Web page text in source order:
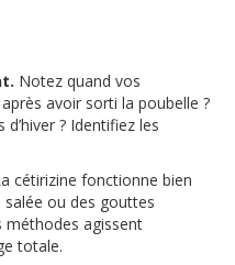
Notez quand vos
avoir sorti la poubelle ?
? Identifiez les
cétirizine fonctionne bien
salée ou des gouttes
méthodes agissent
totale.